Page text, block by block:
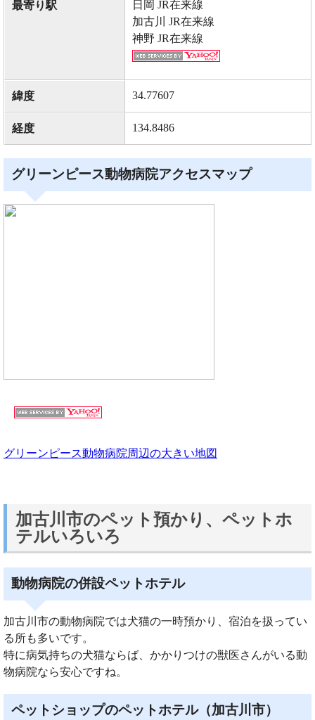
最寄り駅
日岡 JR在来線
加古川 JR在来線
神野 JR在来線
緯度 34.77607
経度 134.8486
グリーンピース動物病院アクセスマップ
グリーンピース動物病院周辺の大きい地図
加古川市のペット預かり、ペットホ
テルいろいろ
動物病院の併設ペットホテル
加古川市の動物病院では犬猫の一時預かり、宿泊を扱ってい
る所も多いです。
特に病気持ちの犬猫ならば、かかりつけの獣医さんがいる動
物病院なら安心ですね。
ペットショップのペットホテル（加古川市）